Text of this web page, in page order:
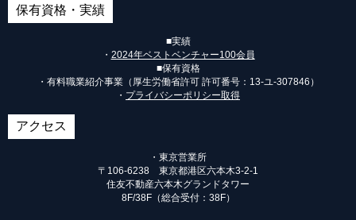
保有資格・実績
■実績
・ 2024年ベストベンチャー100会員
■保有資格
・有料職業紹介事業（厚生労働省許可 許可番号： 13-ユ-307846 ）
・ プライバシーポリシー取得
アクセス
・東京営業所
〒106-6238 東京都港区六本木3-2-1
住友不動産六本木グランドタワー
8F/38F（総合受付：38F）